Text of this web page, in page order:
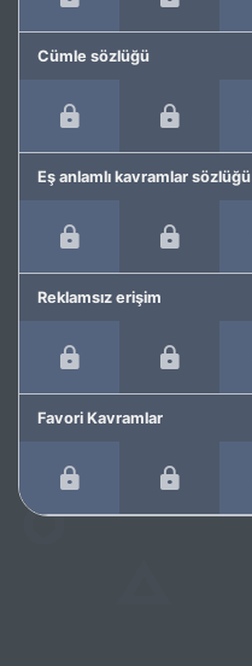
Cümle sözlüğü
Eş anlamlı kavramlar sözlüğü
Reklamsız erişim
Favori Kavramlar